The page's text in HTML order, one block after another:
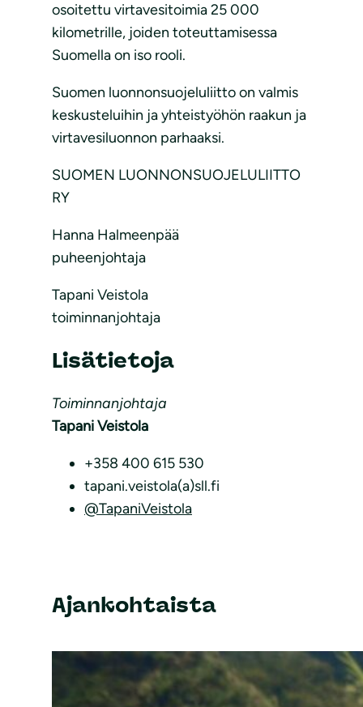
osoitettu virtavesitoimia 25 000
kilometrille, joiden toteuttamisessa
Suomella on iso rooli.
Suomen luonnonsuojeluliitto on valmis
keskusteluihin ja yhteistyöhön raakun ja
virtavesiluonnon parhaaksi.
SUOMEN LUONNONSUOJELULIITTO
RY
Hanna Halmeenpää
puheenjohtaja
Tapani Veistola
toiminnanjohtaja
Lisätietoja
Toiminnanjohtaja
Tapani Veistola
+358 400 615 530
tapani.veistola(a)sll.fi
@TapaniVeistola
Ajankohtaista